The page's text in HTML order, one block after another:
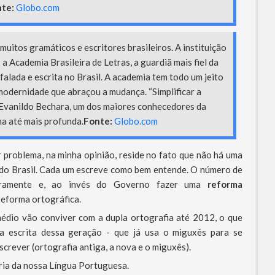
Globo.com
gramáticos e escritores brasileiros. A instituição
Academia Brasileira de Letras, a guardiã mais fiel da
e escrita no Brasil. A academia tem todo um jeito
que abraçou a mudança. “Simplificar a
Bechara, um dos maiores conhecedores da
até mais profunda.Fonte: Globo.com
na minha opinião, reside no fato que não há uma
Brasil. Cada um escreve como bem entende. O número de
e, ao invés do Governo fazer uma reforma
ortográfica.
vão conviver com a dupla ortografia até 2012, o que
escrita dessa geração - que já usa o miguxês para se
(ortografia antiga, a nova e o miguxês).
da nossa Língua Portuguesa.